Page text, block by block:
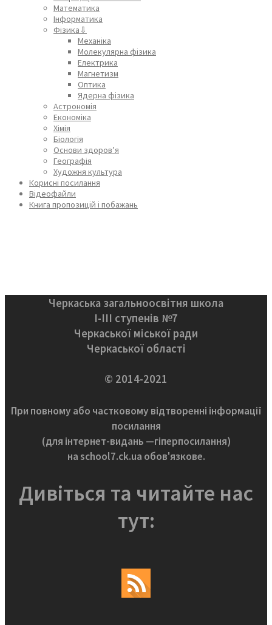
Математика
Інформатика
Фізика⇩
Механіка
Молекулярна фізика
Електрика
Магнетизм
Оптика
Ядерна фізика
Астрономія
Економіка
Хімія
Біологія
Основи здоров’я
Географія
Художня культура
Корисні посилання
Відеофайли
Книга пропозицій і побажань
Черкаська загальноосвітня школа
І-ІІІ ступенів №7
Черкаської міської ради
Черкаської області
© 2014-2021
При повному або частковому відтворенні інформації
посилання
(для інтернет-видань —гіперпосилання)
на school7.ck.ua обов'язкове.
Дивіться та читайте нас
тут: